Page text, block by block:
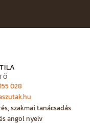
028
szakmai tanácsadás
angol nyelv